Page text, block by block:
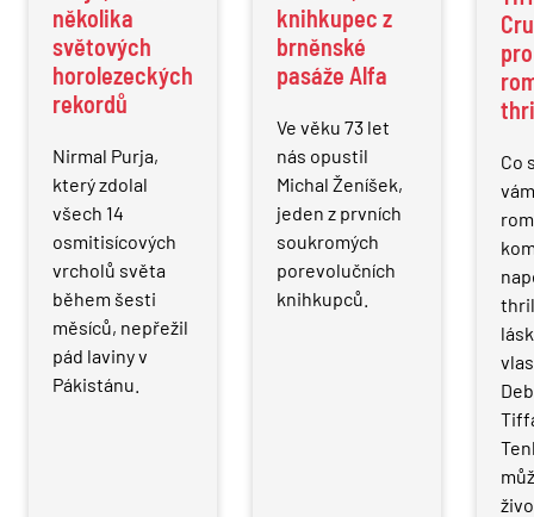
několika
světových
horolezeckých
rekordů
Nirmal Purja,
který zdolal
všech 14
osmitisícových
vrcholů světa
během šesti
měsíců, nepřežil
pád laviny v
Pákistánu.
knihkupec z
brněnské
pasáže Alfa
Ve věku 73 let
nás opustil
Michal Ženíšek,
jeden z prvních
soukromých
porevolučních
knihkupců.
Co